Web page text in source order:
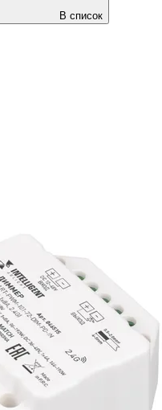
В список